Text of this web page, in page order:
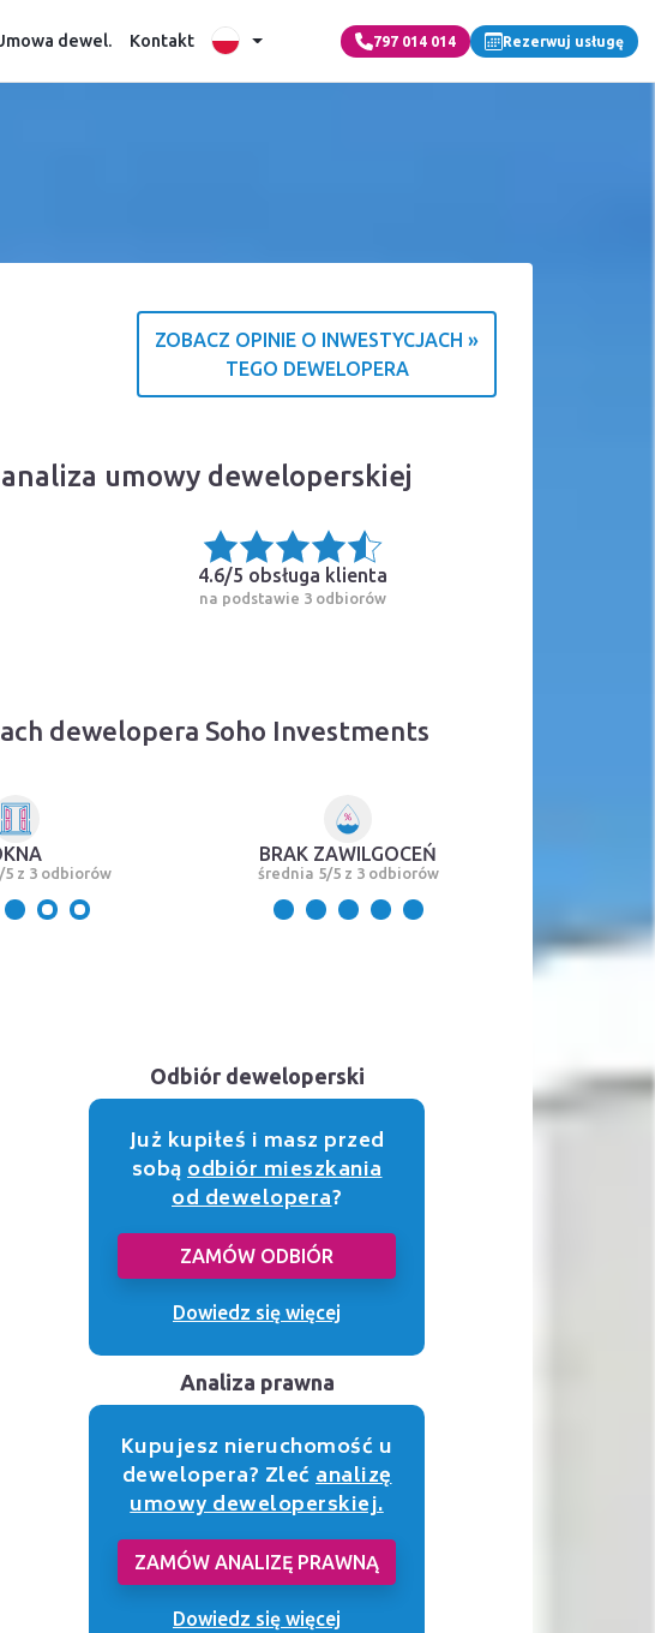
dewel. Kontakt 797 014 014 Rezerwuj usługę
ZOBACZ OPINIE O INWESTYCJACH »
TEGO DEWELOPERA
o źródle ocen
umowy deweloperskiej
4.6/5 obsługa klienta
na podstawie 3 odbiorów
dewelopera Soho Investments
5 z 3 odbiorów
BRAK ZAWILGOCEŃ
średnia 5/5 z 3 odbiorów
Odbiór deweloperski
Już kupiłeś i masz przed
sobąodbiór mieszkania
od dewelopera?
ZAMÓW ODBIÓR
Dowiedz się więcej
Analiza prawna
Kupujesz nieruchomość u
dewelopera? Zlećanalizę
umowy deweloperskiej.
ZAMÓW ANALIZĘ PRAWNĄ
Dowiedz się więcej